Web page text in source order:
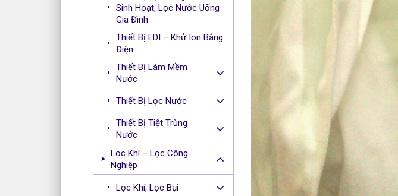
Sinh Hoạt, Lọc Nước Uống
Gia Đình
Thiết Bị EDI – Khử Ion Bằng
Điện
Thiết Bị Làm Mềm
Nước
Thiết Bị Lọc Nước
Thiết Bị Tiệt Trùng
Nước
Lọc Khí – Lọc Công
Nghiệp
Lọc Khí, Lọc Bụi